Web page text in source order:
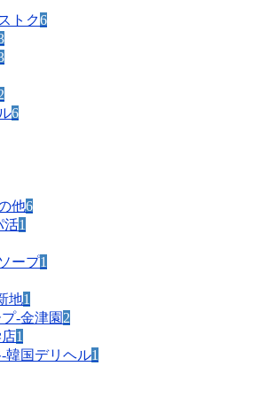
トク6
6
他6
活1
ープ1
地1
-金津園 2
1
韓国デリヘル1